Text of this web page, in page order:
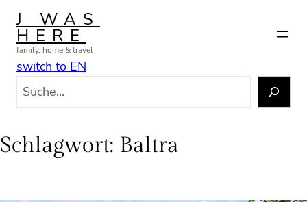
Zum
Inhalt
springen
J WAS
HERE
family, home & travel
switch to EN
h
e
Schlagwort: Baltra